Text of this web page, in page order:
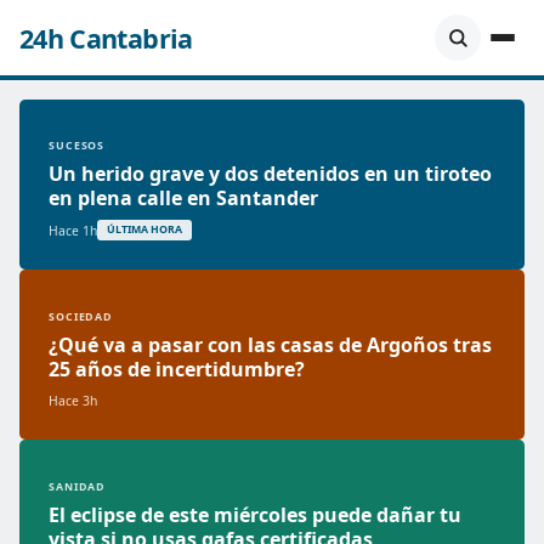
24h Cantabria
SUCESOS
Un herido grave y dos detenidos en un tiroteo
en plena calle en Santander
Hace 1h ÚLTIMA HORA
SOCIEDAD
¿Qué va a pasar con las casas de Argoños tras
25 años de incertidumbre?
Hace 3h
SANIDAD
El eclipse de este miércoles puede dañar tu